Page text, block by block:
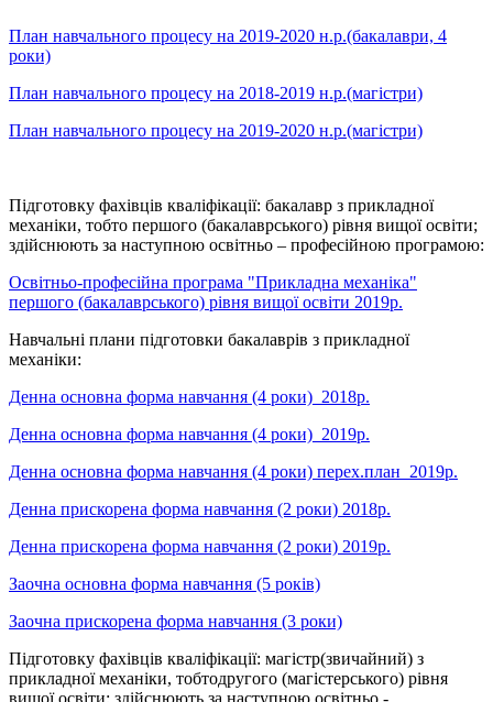
План навчального процесу на 2019-2020 н.р.(бакалаври, 4
роки)
План навчального процесу на 2018-2019 н.р.(магістри)
План навчального процесу на 2019-2020 н.р.(магістри)
Підготовку фахівців кваліфікації: бакалавр з прикладної
механіки, тобто першого (бакалаврського) рівня вищої освіти;
здійснюють за наступною освітньо – професійною програмою:
Освітньо-професійна програма "Прикладна механіка"
першого (бакалаврського) рівня вищої освіти 2019р.
Навчальні плани підготовки бакалаврів з прикладної
механіки:
Денна основна форма навчання (4 роки)_2018р.
Денна основна форма навчання (4 роки)_2019р.
Денна основна форма навчання (4 роки) перех.план_2019р.
Денна прискорена форма навчання (2 роки) 2018р.
Денна прискорена форма навчання (2 роки) 2019р.
Заочна основна форма навчання (5 років)
Заочна прискорена форма навчання (3 роки)
Підготовку фахівців кваліфікації: магістр(звичайний) з
прикладної механіки, тобтодругого (магістерського) рівня